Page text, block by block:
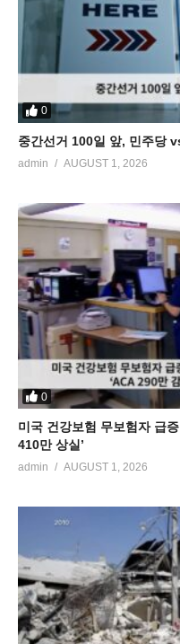
0
중간선거 100일 앞, 민주당
admin AUGUST 1, 2026
0
미국 건강보험 무보험자 급
410만 상실’
admin AUGUST 1, 2026